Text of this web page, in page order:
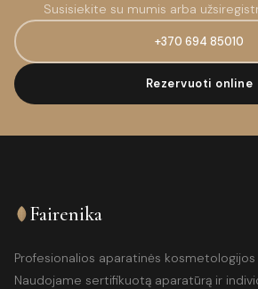
Susisiekite su mumis arba
+370 694 85010
Rezervuoti online
Fairenika
Profesionalios aparatinės kosmetologijos
Naudojame sertifikuotą aparatūrą ir